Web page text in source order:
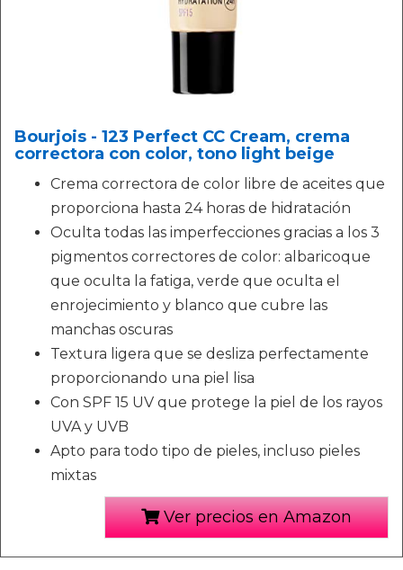
Bourjois - 123 Perfect CC Cream, crema
correctora con color, tono light beige
Crema correctora de color libre de aceites que
proporciona hasta 24 horas de hidratación
Oculta todas las imperfecciones gracias a los 3
pigmentos correctores de color: albaricoque
que oculta la fatiga, verde que oculta el
enrojecimiento y blanco que cubre las
manchas oscuras
Textura ligera que se desliza perfectamente
proporcionando una piel lisa
Con SPF 15 UV que protege la piel de los rayos
UVA y UVB
Apto para todo tipo de pieles, incluso pieles
mixtas
Ver precios en Amazon